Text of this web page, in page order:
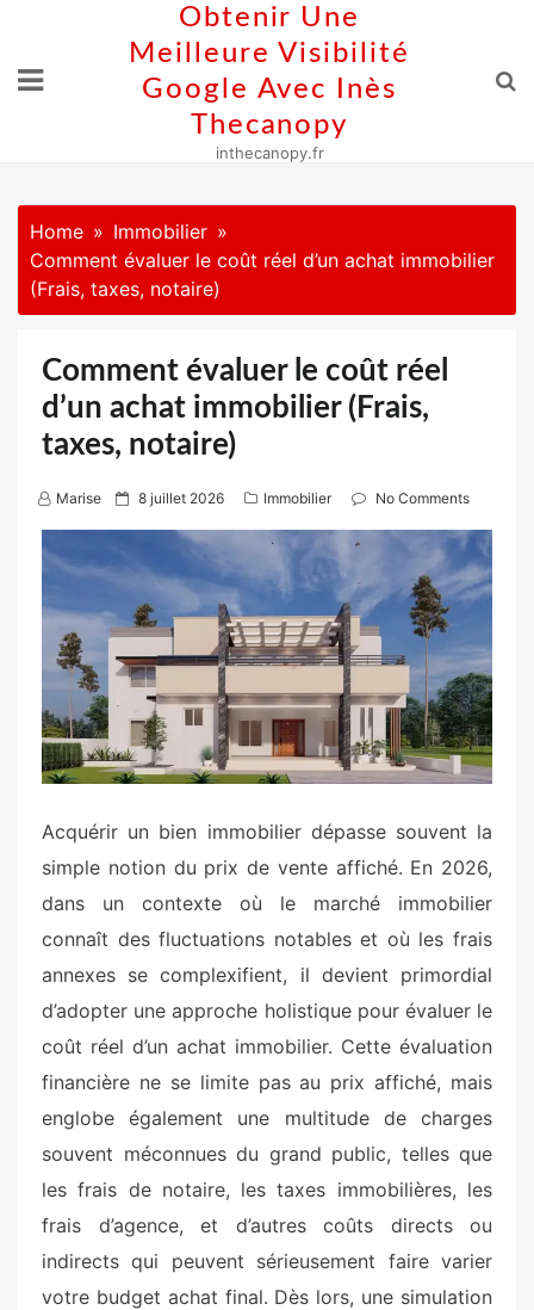
content
Obtenir Une
Meilleure Visibilité
Google Avec Inès
Thecanopy
inthecanopy.fr
Home
Immobilier
Comment évaluer le coût réel d’un achat immobilier
(Frais, taxes, notaire)
Comment évaluer le coût réel
d’un achat immobilier (Frais,
taxes, notaire)
Marise
P
o
e
d
o
8 juillet 2026 Immobilier No Comments
Acquérir un bien immobilier dépasse souvent la
simple notion du prix de vente affiché. En 2026,
dans un contexte où le marché immobilier
connaît des fluctuations notables et où les frais
annexes se complexifient, il devient primordial
d’adopter une approche holistique pour évaluer le
coût réel d’un achat immobilier. Cette évaluation
financière ne se limite pas au prix affiché, mais
englobe également une multitude de charges
souvent méconnues du grand public, telles que
les frais de notaire, les taxes immobilières, les
frais d’agence, et d’autres coûts directs ou
indirects qui peuvent sérieusement faire varier
votre budget achat final. Dès lors, une simulation